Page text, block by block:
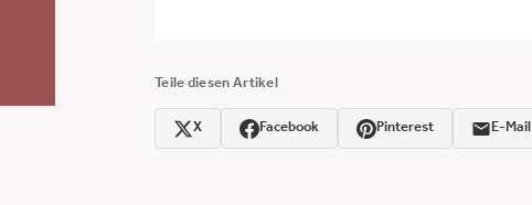
Teile diesen Artikel
X Facebook Pinterest E-Mail